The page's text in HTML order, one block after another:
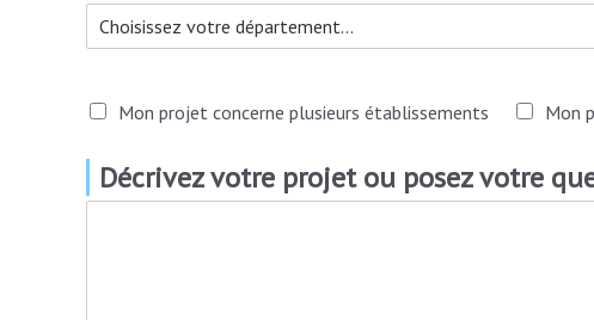
Mon projet concerne plusieurs établissements Mon
Décrivez votre projet ou posez votre